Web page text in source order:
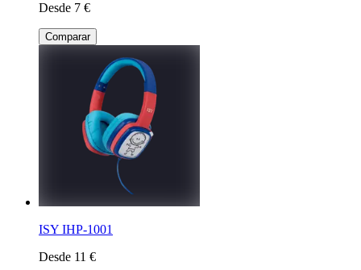
Desde 7 €
Comparar
ISY IHP-1001
Desde 11 €